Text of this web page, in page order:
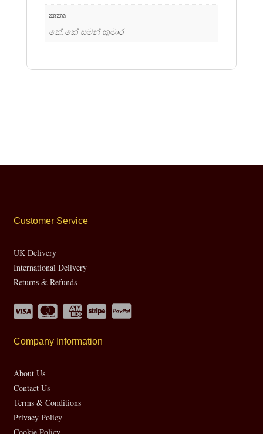
කතෘ
කේ.කේ සමන් කුමාර
Customer Service
UK Delivery
International Delivery
Returns & Refunds
Company Information
About Us
Contact Us
Terms & Conditions
Privacy Policy